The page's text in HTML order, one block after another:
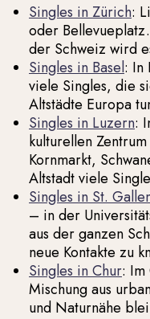
Singles in Zürich:
oder
der Schweiz wird
Singles in Basel: In
viele Singles, die
Altstädte Europa
Singles in Luzern:
kulturellen
Kornmarkt,
Altstadt viele
Singles in St.
– in der
aus der ganzen
neue Kontakte zu
Singles in Chur:
Mischung aus
und Naturnähe